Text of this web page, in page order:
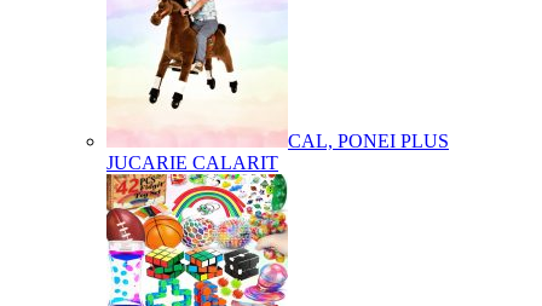
CAL, PONEI PLUS
JUCARIE CALARIT